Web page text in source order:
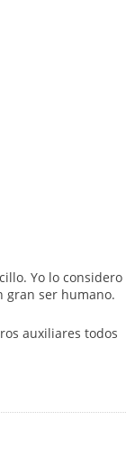
Yo lo considero
gran ser humano.
auxiliares todos